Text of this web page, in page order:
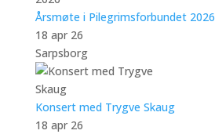
Årsmøte i Pilegrimsforbundet 2026
18 apr 26
Sarpsborg
Konsert med Trygve Skaug
18 apr 26